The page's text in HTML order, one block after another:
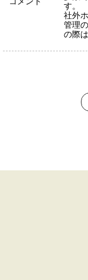
す。
社外
管理
の際